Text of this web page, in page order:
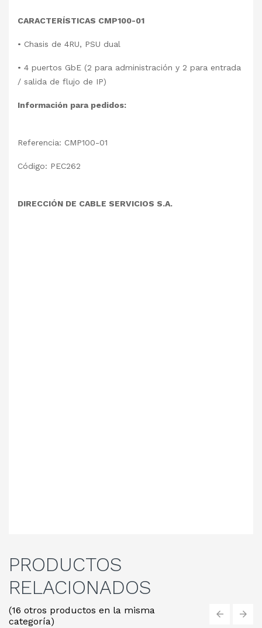
CARACTERÍSTICAS CMP100-01
• Chasis de 4RU, PSU dual
• 4 puertos GbE (2 para administración y 2 para entrada
/ salida de flujo de IP)
Información para pedidos:
Referencia: CMP100-01
Código: PEC262
DIRECCIÓN DE CABLE SERVICIOS S.A.
PRODUCTOS
RELACIONADOS
(16 otros productos en la misma
categoría)